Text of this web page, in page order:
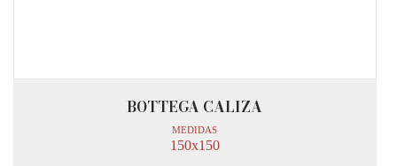
BOTTEGA CALIZA
MEDIDAS
150x150